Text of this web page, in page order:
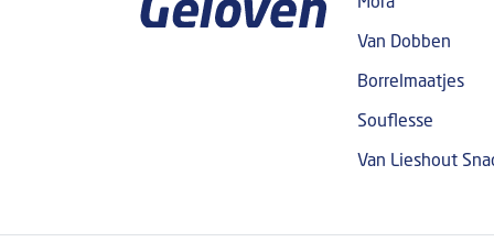
Van Dobben
Borrelmaatjes
Souflesse
Van Lieshout